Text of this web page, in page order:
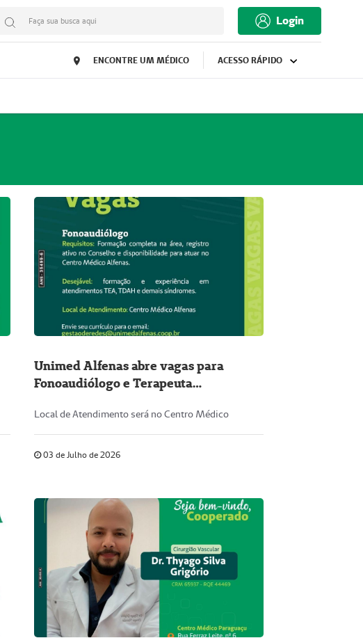
Faça sua busca aqui Login
ENCONTRE UM MÉDICO ACESSO RÁPIDO
Unimed Alfenas abre vagas para
Fonoaudiólogo e Terapeuta
Local de Atendimento será no Centro Médico
03 de Julho de 2026